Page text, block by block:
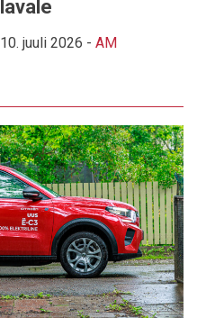
lavale
10. juuli 2026 - AM